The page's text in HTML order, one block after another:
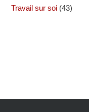
Travail sur soi (43)